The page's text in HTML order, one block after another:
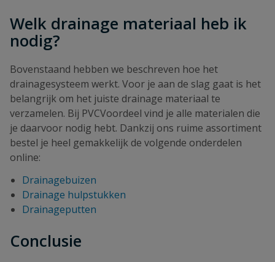
Welk drainage materiaal heb ik
nodig?
Bovenstaand hebben we beschreven hoe het
drainagesysteem werkt. Voor je aan de slag gaat is het
belangrijk om het juiste drainage materiaal te
verzamelen. Bij PVCVoordeel vind je alle materialen die
je daarvoor nodig hebt. Dankzij ons ruime assortiment
bestel je heel gemakkelijk de volgende onderdelen
online:
Drainagebuizen
Drainage hulpstukken
Drainageputten
Conclusie